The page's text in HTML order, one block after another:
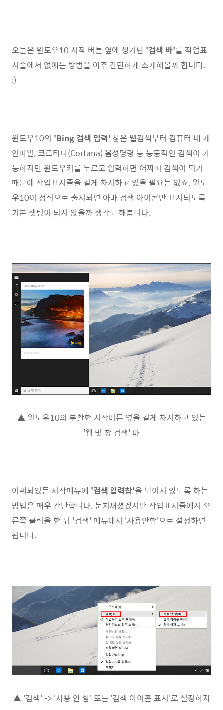
오늘은 윈도우10 시작 버튼 옆에 생겨난 '검색 바'를 작업표
시줄에서 없애는 방법을 아주 간단하게 소개해볼까 합니다.
:)
윈도우10의 'Bing 검색 입력' 창은 웹검색부터 컴퓨터 내 개
인파일, 코르타나(Cortana) 음성명령 등 능동적인 검색이 가
능하지만 윈도우키를 누르고 입력하면 어짜피 검색이 되기
때문에 작업표시줄을 길게 차지하고 있을 필요는 없죠. 윈도
우10이 정식으로 출시되면 아마 검색 아이콘만 표시되도록
기본 셋팅이 되지 않을까 생각도 해봅니다.
▲ 윈도우10의 부활한 시작버튼 옆을 길게 차지하고 있는
'웹 및 창 검색' 바
어찌되었든 시작메뉴에 '검색 입력창'을 보이지 않도록 하는
방법은 매우 간단합니다. 눈치채셨겠지만 작업표시줄에서 오
른쪽 클릭을 한 뒤 '검색' 메뉴에서 '사용안함'으로 설정하면
됩니다.
▲ '검색' -> '사용 안 함' 또는 '검색 아이콘 표시'로 설정하자